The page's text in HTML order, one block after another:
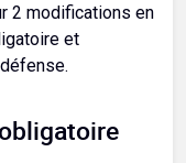
2 modifications en
et